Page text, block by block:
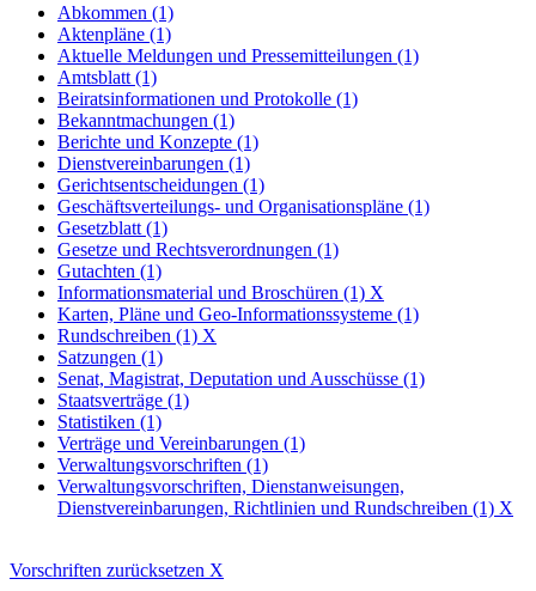
Abkommen (1)
Aktenpläne (1)
Aktuelle Meldungen und Pressemitteilungen (1)
Amtsblatt (1)
Beiratsinformationen und Protokolle (1)
Bekanntmachungen (1)
Berichte und Konzepte (1)
Dienstvereinbarungen (1)
Gerichtsentscheidungen (1)
Geschäftsverteilungs- und Organisationspläne (1)
Gesetzblatt (1)
Gesetze und Rechtsverordnungen (1)
Gutachten (1)
Informationsmaterial und Broschüren (1) X
Karten, Pläne und Geo-Informationssysteme (1)
Rundschreiben (1) X
Satzungen (1)
Senat, Magistrat, Deputation und Ausschüsse (1)
Staatsverträge (1)
Statistiken (1)
Verträge und Vereinbarungen (1)
Verwaltungsvorschriften (1)
Verwaltungsvorschriften, Dienstanweisungen,
Dienstvereinbarungen, Richtlinien und Rundschreiben (1) X
Vorschriften zurücksetzen X